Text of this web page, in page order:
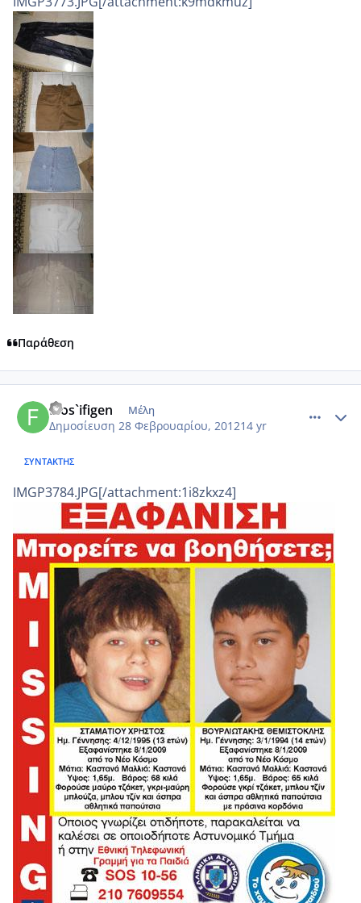
Παράθεση
filos`ifigen Μέλη
Δημοσίευση 28 Φεβρουαρίου, 201214 yr
ΣΥΝΤΆΚΤΗΣ
IMGP3784.JPG[/attachment:1i8zkxz4]